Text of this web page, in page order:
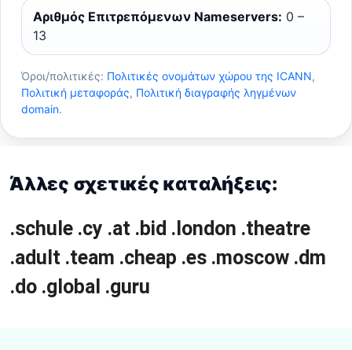
Αριθμός Επιτρεπόμενων Nameservers: 0 –
13
Όροι/πολιτικές: Πολιτικές ονομάτων χώρου της ICANN,
Πολιτική μεταφοράς, Πολιτική διαγραφής ληγμένων
domain.
Άλλες σχετικές καταλήξεις:
.schule .cy .at .bid .london .theatre
.adult .team .cheap .es .moscow .dm
.do .global .guru